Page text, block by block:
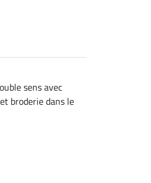
sens avec
broderie dans le